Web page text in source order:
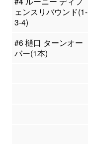
ェンスリバウンド(1-
3-4)
#6 樋口 ターンオー
バー(1本)